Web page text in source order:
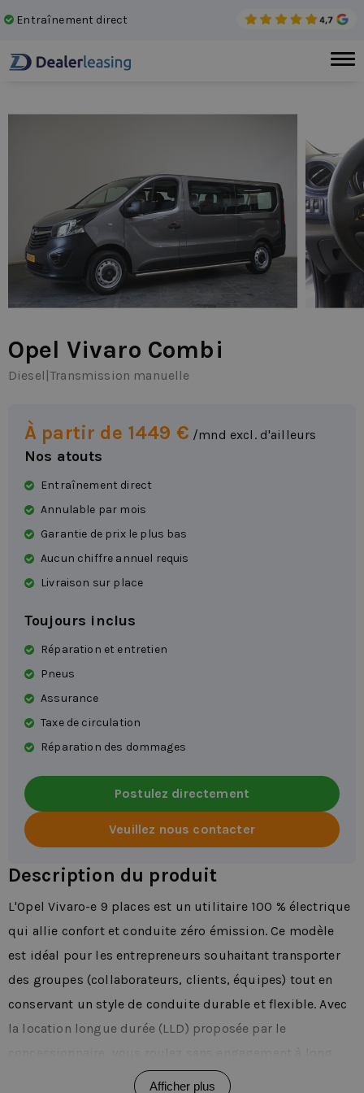
Entraînement direct
Opel Vivaro Combi
Diesel |Transmission manuelle
À partir de 1449 € /mnd excl. d'ailleurs
Nos atouts
Entraînement direct
Annulable par mois
Garantie de prix le plus bas
Aucun chiffre annuel requis
Livraison sur place
Toujours inclus
Réparation et entretien
Pneus
Assurance
Taxe de circulation
Réparation des dommages
Postulez directement
Veuillez nous contacter
Description du produit
L'Opel Vivaro-e 9 places est un utilitaire 100 % électrique
qui allie confort et conduite zéro émission. Ce modèle
est idéal pour les entrepreneurs souhaitant transporter
des groupes (collaborateurs, clients, équipes) tout en
conservant un style de conduite durable et flexible. Avec
la location longue durée (LLD) proposée par le
terme, selon vos besoins spécifiques. Le Vivaro-e 9
Afficher plus